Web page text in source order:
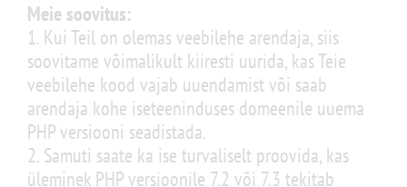
Meie soovitus:
1. Kui Teil on olemas veebilehe arendaja, siis
soovitame võimalikult kiiresti uurida, kas Teie
veebilehe kood vajab uuendamist või saab
arendaja kohe iseteeninduses domeenile uuema
PHP versiooni seadistada.
2. Samuti saate ka ise turvaliselt proovida, kas
üleminek PHP versioonile 7.2 või 7.3 tekitab